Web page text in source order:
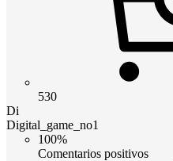
530
Di
Digital_game_no1
100%
Comentarios positivos